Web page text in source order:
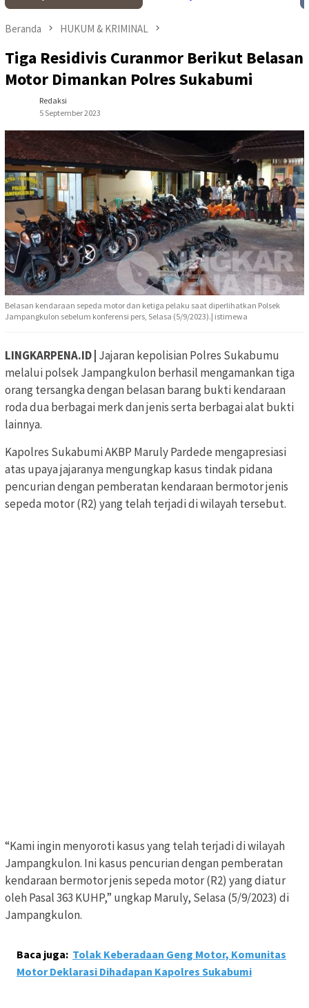
Beranda HUKUM & KRIMINAL
Tiga Residivis Curanmor Berikut Belasan
Motor Dimankan Polres Sukabumi
Redaksi
5 September 2023
Belasan kendaraan sepeda motor dan ketiga pelaku saat diperlihatkan Polsek
Jampangkulon sebelum konferensi pers, Selasa (5/9/2023).| istimewa
LINGKARPENA.ID | Jajaran kepolisian Polres Sukabumu
melalui polsek Jampangkulon berhasil mengamankan tiga
orang tersangka dengan belasan barang bukti kendaraan
roda dua berbagai merk dan jenis serta berbagai alat bukti
lainnya.
Kapolres Sukabumi AKBP Maruly Pardede mengapresiasi
atas upaya jajaranya mengungkap kasus tindak pidana
pencurian dengan pemberatan kendaraan bermotor jenis
sepeda motor (R2) yang telah terjadi di wilayah tersebut.
“Kami ingin menyoroti kasus yang telah terjadi di wilayah
Jampangkulon. Ini kasus pencurian dengan pemberatan
kendaraan bermotor jenis sepeda motor (R2) yang diatur
oleh Pasal 363 KUHP,” ungkap Maruly, Selasa (5/9/2023) di
Jampangkulon.
Baca juga: Tolak Keberadaan Geng Motor, Komunitas
Motor Deklarasi Dihadapan Kapolres Sukabumi